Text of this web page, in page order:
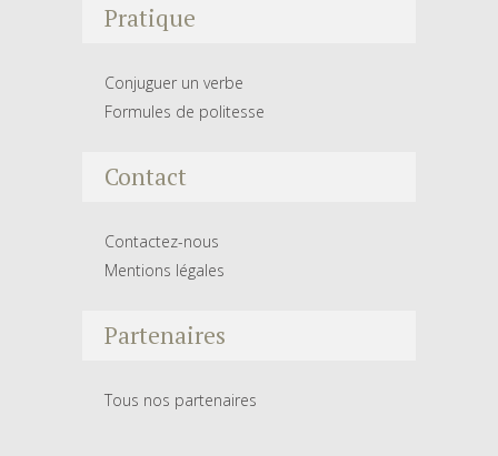
Pratique
Conjuguer un verbe
Formules de politesse
Contact
Contactez-nous
Mentions légales
Partenaires
Tous nos partenaires